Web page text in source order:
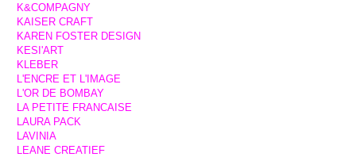
K&COMPAGNY
KAISER CRAFT
KAREN FOSTER DESIGN
KESI'ART
KLEBER
L'ENCRE ET L'IMAGE
L'OR DE BOMBAY
LA PETITE FRANCAISE
LAURA PACK
LAVINIA
LEANE CREATIEF